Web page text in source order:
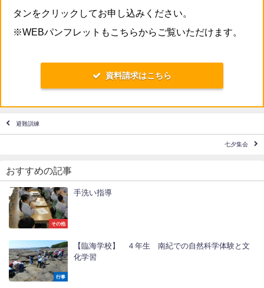
タンをクリックしてお申し込みください。
※WEBパンフレットもこちらからご覧いただけます。
資料請求はこちら
避難訓練
七夕集会
おすすめの記事
その他
手洗い指導
行事
【臨海学校】 ４年生 南紀での自然科学体験と文
化学習